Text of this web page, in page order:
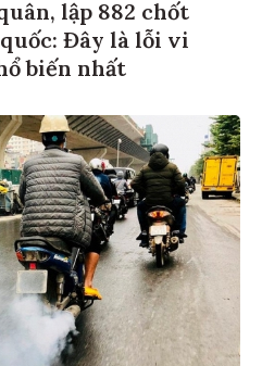
lập 882 chốt
Đây là lỗi vi
biến nhất